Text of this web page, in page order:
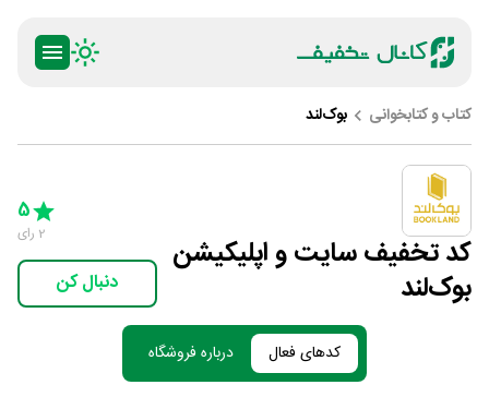
کتاب و کتابخوانی بوک‌لند
کد تخفیف سایت و اپلیکیشن
بوک‌لند
5 Stars
5
2 رای
دنبال کن
کدهای فعال درباره فروشگاه